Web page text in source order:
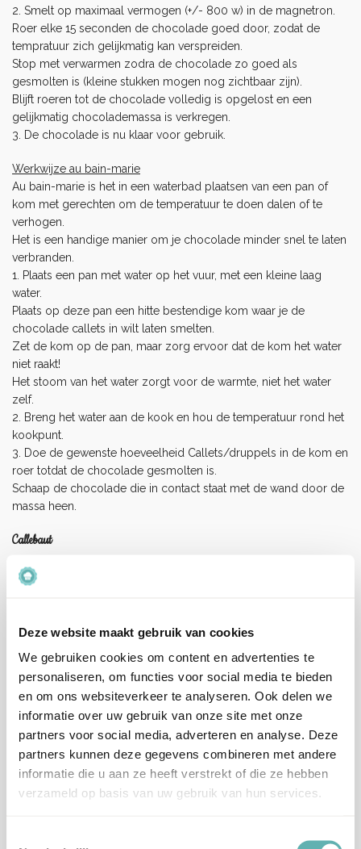
Deze website maakt gebruik van cookies
We gebruiken cookies om content en advertenties te
personaliseren, om functies voor social media te bieden
en om ons websiteverkeer te analyseren. Ook delen we
informatie over uw gebruik van onze site met onze
partners voor social media, adverteren en analyse. Deze
partners kunnen deze gegevens combineren met andere
informatie die u aan ze heeft verstrekt of die ze hebben
verzameld op basis van uw gebruik van hun services.
2. Smelt op maximaal vermogen (+/- 800 w) in de magnetron.
Roer elke 15 seconden de chocolade goed door, zodat de
tempratuur zich gelijkmatig kan verspreiden.
Stop met verwarmen zodra de chocolade zo goed als
gesmolten is (kleine stukken mogen nog zichtbaar zijn).
Blijft roeren tot de chocolade volledig is opgelost en een
gelijkmatig chocolademassa is verkregen.
3. De chocolade is nu klaar voor gebruik.
Werkwijze au bain-marie
Au bain-marie is het in een waterbad plaatsen van een pan of
kom met gerechten om de temperatuur te doen dalen of te
verhogen.
Het is een handige manier om je chocolade minder snel te laten
verbranden.
1. Plaats een pan met water op het vuur, met een kleine laag
water.
Plaats op deze pan een hitte bestendige kom waar je de
chocolade callets in wilt laten smelten.
Zet de kom op de pan, maar zorg ervoor dat de kom het water
niet raakt!
Het stoom van het water zorgt voor de warmte, niet het water
zelf.
2. Breng het water aan de kook en hou de temperatuur rond het
kookpunt.
3. Doe de gewenste hoeveelheid Callets/druppels in de kom en
roer totdat de chocolade gesmolten is.
Schaap de chocolade die in contact staat met de wand door de
massa heen.
Callebaut
De chocolade producten van Callebaut worden geselecteerd
In het chocolade-hart van België worden al meer dan 100 jaar
De Callebaut chocoladecallets zijn voor 100% procent gemaakt
van chocolade in zijn puurste vorm, couverture genaamd.
Dankzij de druppelvorm zijn de callets heel snel en dus
gemakkelijk te smelten.
Je kunt ze bijvoorbeeld in de opgeloste couverture te strooien
voor optimale voorkristallisatie.
Het werken met Callebaut chocolade is niet alleen heel erg fijn,